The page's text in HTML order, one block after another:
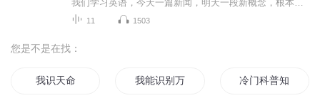
11 1503
您是不是在找：
我识天命 我能识别万物 冷门科普知识